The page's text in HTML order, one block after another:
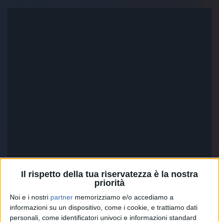
Il rispetto della tua riservatezza è la nostra
priorità
Noi e i nostri partner memorizziamo e/o accediamo a
informazioni su un dispositivo, come i cookie, e trattiamo dati
personali, come identificatori univoci e informazioni standard
Su Instagram, attraverso una significativaemoji,
Tiziano Ferro ha definito il brano una “bomba”,